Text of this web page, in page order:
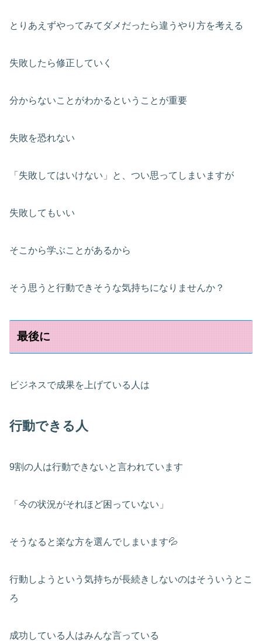
とりあえずやってみてダメだったら違うやり方を考える
失敗したら修正していく
分からないことがわかるということが重要
失敗を恐れない
「失敗してはいけない」と、つい思ってしまいますが
失敗してもいい
そこから学ぶことがあるから
そう思うと行動できそうな気持ちになりませんか？
最後に
ビジネスで成果を上げている人は
行動できる人
9割の人は行動できないと言われています
「今の状況がそれほど困っていない」
そうなると楽な方を選んでしまいます💦
行動しようという気持ちが長続きしないのはそういうとこ
ろ
成功している人はみんな言っている